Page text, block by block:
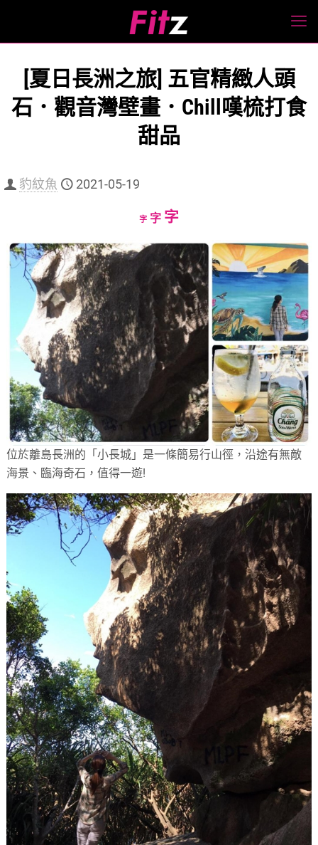
[夏日長洲之旅] 五官精緻人頭
石．觀音灣壁畫．Chill嘆梳打食
甜品
豹紋魚 2021-05-19
字Decrease
字Reset
size.
字Increase
size.
位於離島長洲的「小長城」是一條簡易行山徑，沿途有無敵
海景、臨海奇石，值得一遊!